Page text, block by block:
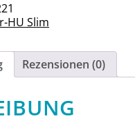
HU Slim
Rezensionen (0)